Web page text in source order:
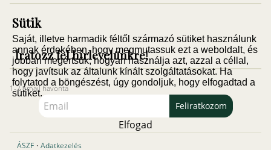
Sütik
Saját, illetve harmadik féltől származó sütiket használunk
annak érdekében, hogy megmutassuk ezt a weboldalt, és
jobban megértsük, hogyan használja azt, azzal a céllal,
hogy javítsuk az általunk kínált szolgáltatásokat. Ha
folytatod a böngészést, úgy gondoljuk, hogy elfogadtad a
sütiket.
Elfogad
Íratozz fel hírlevelünkre!
1-2 email havonta
Feliratkozom
ÁSZF · Adatkezelés